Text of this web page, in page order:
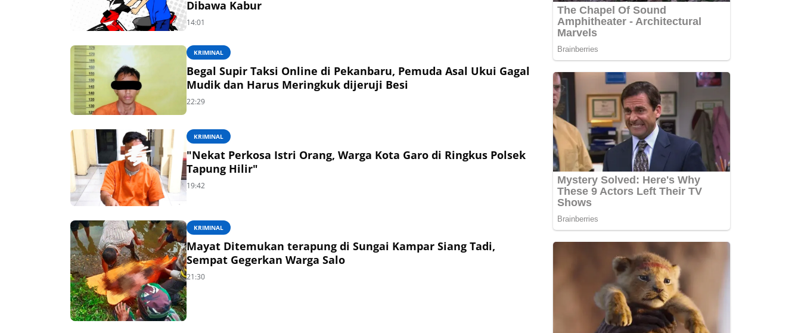
Dibawa Kabur
14:01
KRIMINAL
Begal Supir Taksi Online di Pekanbaru, Pemuda Asal Ukui Gagal
Mudik dan Harus Meringkuk dijeruji Besi
22:29
KRIMINAL
"Nekat Perkosa Istri Orang, Warga Kota Garo di Ringkus Polsek
Tapung Hilir"
19:42
KRIMINAL
Mayat Ditemukan terapung di Sungai Kampar Siang Tadi,
Sempat Gegerkan Warga Salo
21:30